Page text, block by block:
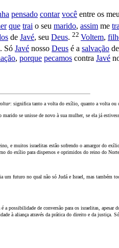
pensado contar você entre os
que trai o seu marido, assim me
de Javé, seu Deus. 22 Voltem,
. Só Javé nosso Deus é a salvação de
, porque pecamos contra Javé
: significa tanto a volta do exílio, quanto a volta ou
se unisse de novo à sua mulher, se ela já
e muitos israelitas estão sofrendo o amargor do
do exílio para dispersos e oprimidos do reino do Norte.
um futuro no qual não só Judá e Israel, mas também
a possibilidade de conversão para os israelitas,
à aliança através da prática do direito e da justiça.